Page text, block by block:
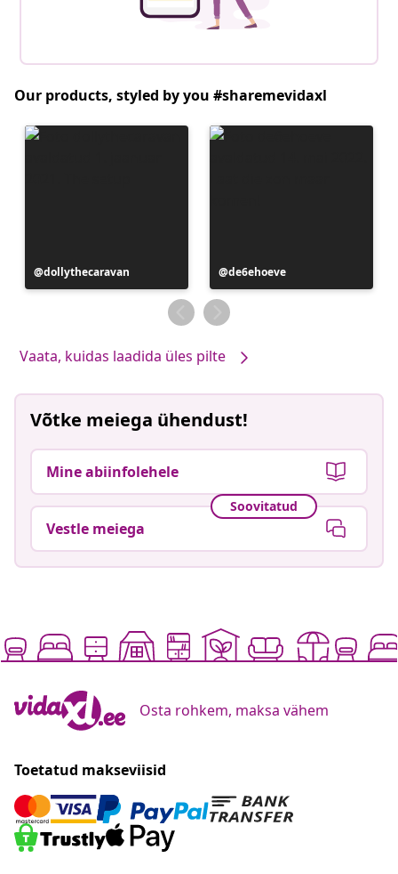
Our products, styled by you #sharemevidaxl
Postitus
avaldatud
dollythecaravan
Postitus
avaldatud
de6ehoeve
Vaata, kuidas laadida üles pilte
Võtke meiega ühendust!
Mine abiinfolehele
Soovitatud
Vestle meiega
Osta rohkem, maksa vähem
Toetatud makseviisid